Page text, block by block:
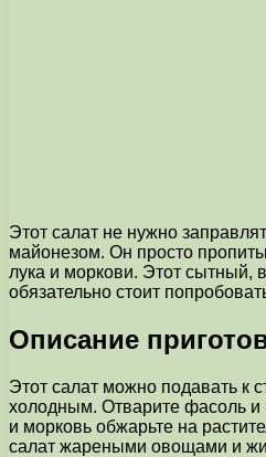
Этот салат не нужно
майонезом. Он просто
лука и моркови. Этот сытный,
обязательно стоит
Описание
Этот салат можно подавать к
холодным. Отварите фасоль и
и морковь обжарьте на
салат жареными овощами и